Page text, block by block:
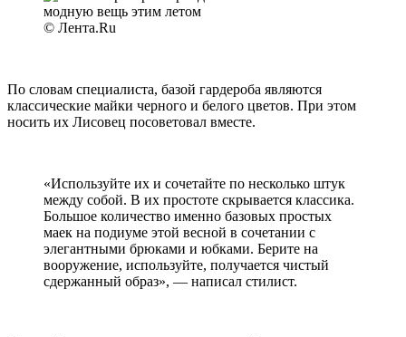
© Лента.Ru
По словам специалиста, базой гардероба являются
классические майки черного и белого цветов. При этом
носить их Лисовец посоветовал вместе.
«Используйте их и сочетайте по несколько штук
между собой. В их простоте скрывается классика.
Большое количество именно базовых простых
маек на подиуме этой весной в сочетании с
элегантными брюками и юбками. Берите на
вооружение, используйте, получается чистый
сдержанный образ», — написал стилист.